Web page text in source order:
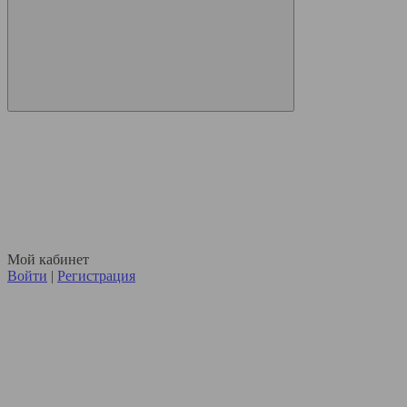
Мой кабинет
Войти | Регистрация